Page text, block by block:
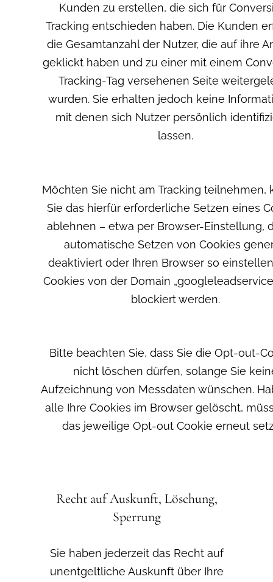
Kunden zu erstellen, die sich für
Tracking entschieden haben. Die Kunden
die Gesamtanzahl der Nutzer, die auf ihre
geklickt haben und zu einer mit einem
Tracking-Tag versehenen Seite
wurden. Sie erhalten jedoch keine
mit denen sich Nutzer persönlich
lassen.
Möchten Sie nicht am Tracking teilnehmen,
Sie das hierfür erforderliche Setzen eines
ablehnen – etwa per Browser-Einstellung,
automatische Setzen von Cookies
deaktiviert oder Ihren Browser so
Cookies von der Domain
blockiert werden.
Bitte beachten Sie, dass Sie die Opt-out-
nicht löschen dürfen, solange Sie
Aufzeichnung von Messdaten wünschen.
alle Ihre Cookies im Browser gelöscht,
das jeweilige Opt-out Cookie erneut
Recht auf Auskunft, Löschung,
Sperrung
Sie haben jederzeit das Recht auf
unentgeltliche Auskunft über Ihre